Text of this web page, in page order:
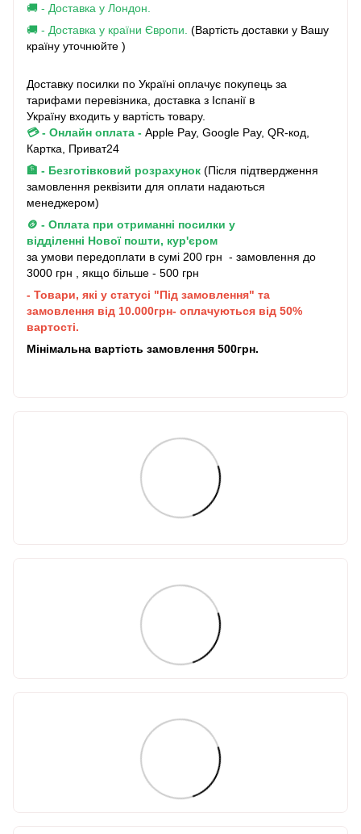
🚚 - Доставка у Лондон.
🚚 - Доставка у країни Європи. (Вартість доставки у Вашу
країну уточнюйте )
Доставку посилки по Україні оплачує покупець за
тарифами перевізника, доставка з Іспанії в
Україну входить у вартість товару.
💳 - Онлайн оплата - Apple Pay, Google Pay, QR-код,
Картка, Приват24
🏦 - Безготівковий розрахунок (Після підтвердження
замовлення реквізити для оплати надаються
менеджером)
🪙 - Оплата при отриманні посилки у
відділенні Нової пошти, кур'єром
за умови передоплати в сумі 200 грн - замовлення до
3000 грн , якщо більше - 500 грн
- Товари, які у статусі "Під замовлення" та
замовлення від 10.000грн- оплачуються від 50%
вартості.
Мінімальна вартість замовлення 500грн.